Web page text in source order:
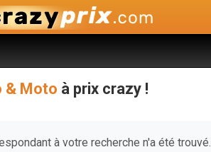
& Moto à prix crazy !
à votre recherche n'a été trouvé.